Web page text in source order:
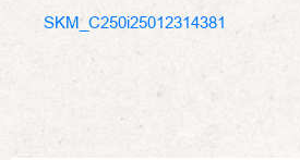
SKM_C250i25012314381